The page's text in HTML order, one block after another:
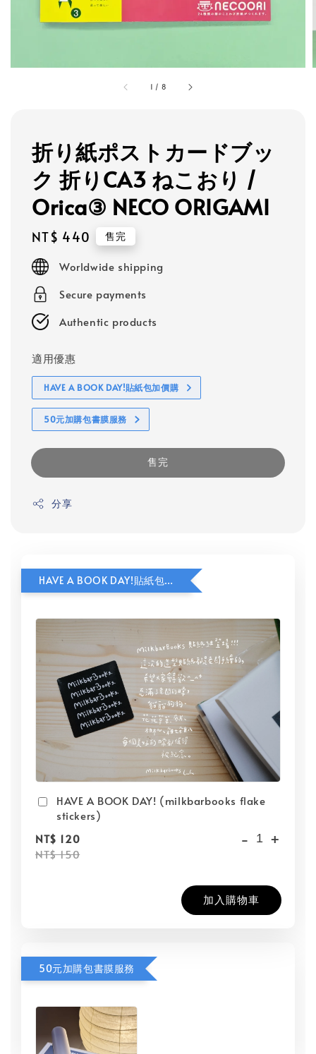
1 / 8
折り紙ポストカードブッ
ク 折りCA3 ねこおり /
Orica③ NECO ORIGAMI
Regular
price
NT$ 440 售完
Worldwide shipping
Secure payments
Authentic products
適用優惠
HAVE A BOOK DAY!貼紙包加價購
50元加購包書膜服務
售完
分享
HAVE A BOOK DAY!貼紙包加價購
HAVE A BOOK DAY! (milkbarbooks flake
stickers)
NT$ 120
NT$ 150
- +
加入購物車
50元加購包書膜服務